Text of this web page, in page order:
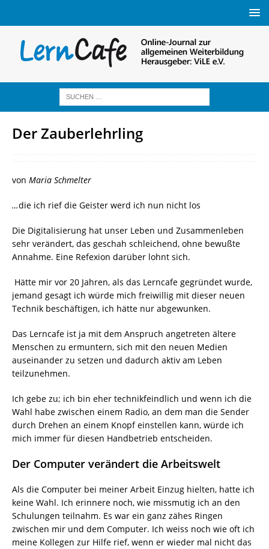
Der Zauberlehrling
von Maria Schmelter
…die ich rief die Geister werd ich nun nicht los
Die Digitalisierung hat unser Leben und Zusammenleben
sehr verändert, das geschah schleichend, ohne bewußte
Annahme. Eine Refexion darüber lohnt sich.
Hätte mir vor 20 Jahren, als das Lerncafe gegründet wurde,
jemand gesagt ich würde mich freiwillig mit dieser neuen
Technik beschäftigen, ich hätte nur abgewunken.
Das Lerncafe ist ja mit dem Anspruch angetreten ältere
Menschen zu ermuntern, sich mit den neuen Medien
auseinander zu setzen und dadurch aktiv am Leben
teilzunehmen.
Ich gebe zu; ich bin eher technikfeindlich und wenn ich die
Wahl habe zwischen einem Radio, an dem man die Sender
durch Drehen an einem Knopf einstellen kann, würde ich
mich immer für diesen Handbetrieb entscheiden.
Der Computer verändert die Arbeitswelt
Als die Computer bei meiner Arbeit Einzug hielten, hatte ich
keine Wahl. Ich erinnere noch, wie missmutig ich an den
Schulungen teilnahm. Es war ein ganz zähes Ringen
zwischen mir und dem Computer. Ich weiss noch wie oft ich
meine Kollegen zur Hilfe rief, wenn er wieder mal nicht das